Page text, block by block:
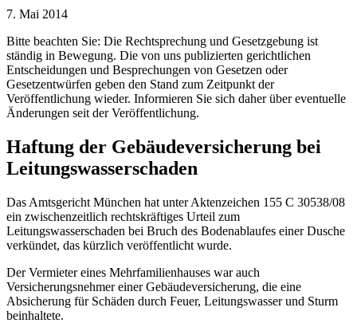
7. Mai 2014
Bitte beachten Sie: Die Rechtsprechung und Gesetzgebung ist
ständig in Bewegung. Die von uns publizierten gerichtlichen
Entscheidungen und Besprechungen von Gesetzen oder
Gesetzentwürfen geben den Stand zum Zeitpunkt der
Veröffentlichung wieder. Informieren Sie sich daher über eventuelle
Änderungen seit der Veröffentlichung.
Haftung der Gebäudeversicherung bei
Leitungswasserschaden
Das Amtsgericht München hat unter Aktenzeichen 155 C 30538/08
ein zwischenzeitlich rechtskräftiges Urteil zum
Leitungswasserschaden bei Bruch des Bodenablaufes einer Dusche
verkündet, das kürzlich veröffentlicht wurde.
Der Vermieter eines Mehrfamilienhauses war auch
Versicherungsnehmer einer Gebäudeversicherung, die eine
Absicherung für Schäden durch Feuer, Leitungswasser und Sturm
beinhaltete.